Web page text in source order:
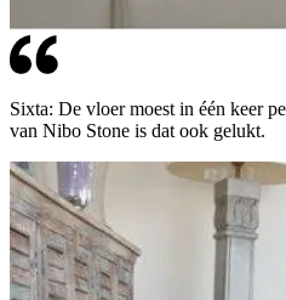
Sixta: De vloer moest in één keer
van Nibo Stone is dat ook gelukt.